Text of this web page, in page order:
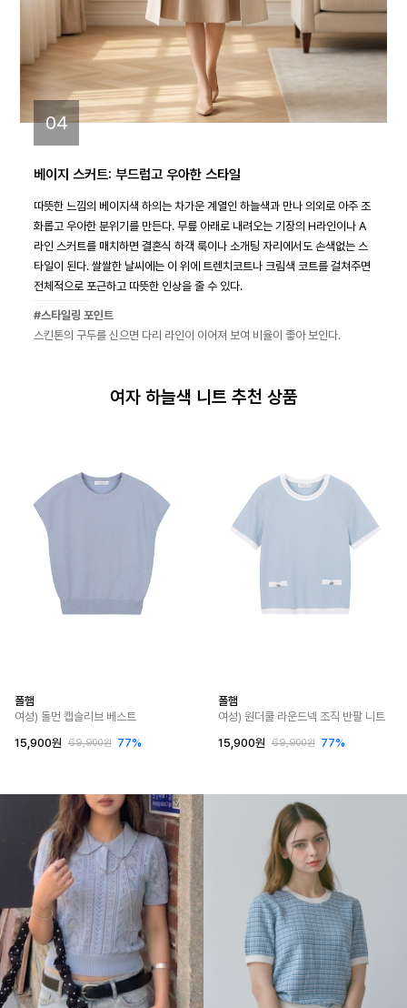
04
베이지 스커트: 부드럽고 우아한 스타일
따뜻한 느낌의 베이지색 하의는 차가운 계열인 하늘색과 만나 의외로 아주 조
화롭고 우아한 분위기를 만든다. 무릎 아래로 내려오는 기장의 H라인이나 A
라인 스커트를 매치하면 결혼식 하객 룩이나 소개팅 자리에서도 손색없는 스
타일이 된다. 쌀쌀한 날씨에는 이 위에 트렌치코트나 크림색 코트를 걸쳐주면
전체적으로 포근하고 따뜻한 인상을 줄 수 있다.
#스타일링 포인트
스킨톤의 구두를 신으면 다리 라인이 이어져 보여 비율이 좋아 보인다.
여자 하늘색 니트 추천 상품
폴햄
여성) 돌먼 캡슬리브 베스트
15,900원
69,900원 77%
폴햄
여성) 원더쿨 라운드넥 조직 반팔 니트
15,900원
69,900원 77%